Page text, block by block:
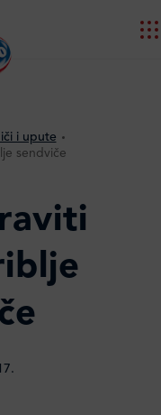
i upute
sendviče